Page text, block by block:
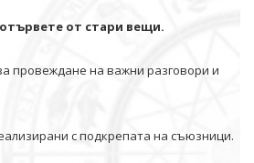
от стари вещи.
провеждане на важни разговори и
с подкрепата на съюзници.